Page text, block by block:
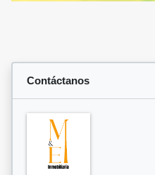
Contáctanos